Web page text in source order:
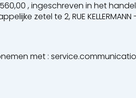
, ingeschreven in het
zetel te 2, RUE KELLERMANN -
met :